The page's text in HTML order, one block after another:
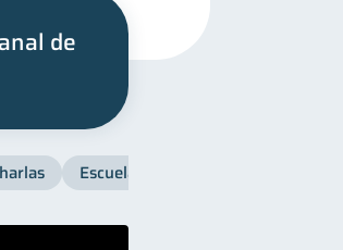
de
Escuela SB